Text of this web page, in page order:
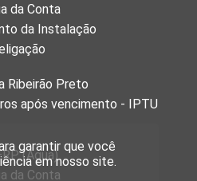
garantir que você
em nosso site.
da Conta
da Instalação
Ribeirão Preto
após vencimento - IPTU
(Água)
da Conta